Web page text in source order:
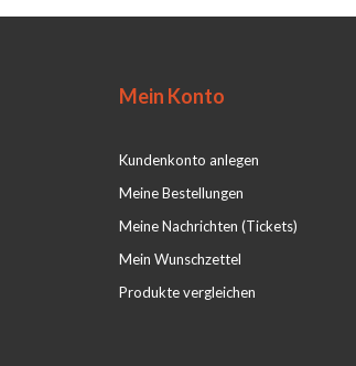
Mein Konto
Kundenkonto anlegen
Meine Bestellungen
Meine Nachrichten (Tickets)
Mein Wunschzettel
Produkte vergleichen